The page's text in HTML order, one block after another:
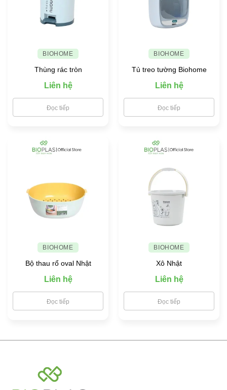
BIOHOME
Thùng rác tròn
Liên hệ
Đọc tiếp
BIOHOME
Tủ treo tường Biohome
Liên hệ
Đọc tiếp
BIOHOME
Bộ thau rổ oval Nhật
Liên hệ
Đọc tiếp
BIOHOME
Xô Nhật
Liên hệ
Đọc tiếp